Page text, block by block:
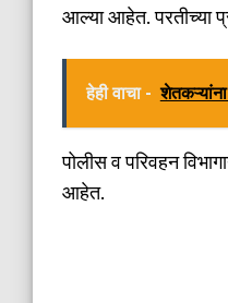
आल्या आहेत. परतीच्या
हेही वाचा -
पोलीस व परिवहन
आहेत.